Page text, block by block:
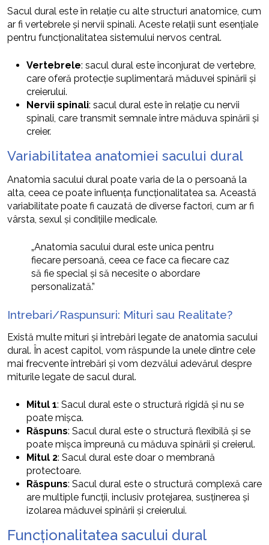
Sacul dural este în relație cu alte structuri anatomice, cum
ar fi vertebrele și nervii spinali. Aceste relații sunt esențiale
pentru funcționalitatea sistemului nervos central.
Vertebrele: sacul dural este înconjurat de vertebre,
care oferă protecție suplimentară măduvei spinării și
creierului.
Nervii spinali: sacul dural este în relație cu nervii
spinali, care transmit semnale între măduva spinării și
creier.
Variabilitatea anatomiei sacului dural
Anatomia sacului dural poate varia de la o persoană la
alta, ceea ce poate influența funcționalitatea sa. Această
variabilitate poate fi cauzată de diverse factori, cum ar fi
vârsta, sexul și condițiile medicale.
„Anatomia sacului dural este unica pentru
fiecare persoană, ceea ce face ca fiecare caz
să fie special și să necesite o abordare
personalizată.”
Intrebari/Raspunsuri: Mituri sau Realitate?
Există multe mituri și întrebări legate de anatomia sacului
dural. În acest capitol, vom răspunde la unele dintre cele
mai frecvente întrebări și vom dezvălui adevărul despre
miturile legate de sacul dural.
Mitul 1: Sacul dural este o structură rigidă și nu se
poate mișca.
Răspuns: Sacul dural este o structură flexibilă și se
poate mișca împreună cu măduva spinării și creierul.
Mitul 2: Sacul dural este doar o membrană
protectoare.
Răspuns: Sacul dural este o structură complexă care
are multiple funcții, inclusiv protejarea, susținerea și
izolarea măduvei spinării și creierului.
Funcționalitatea sacului dural